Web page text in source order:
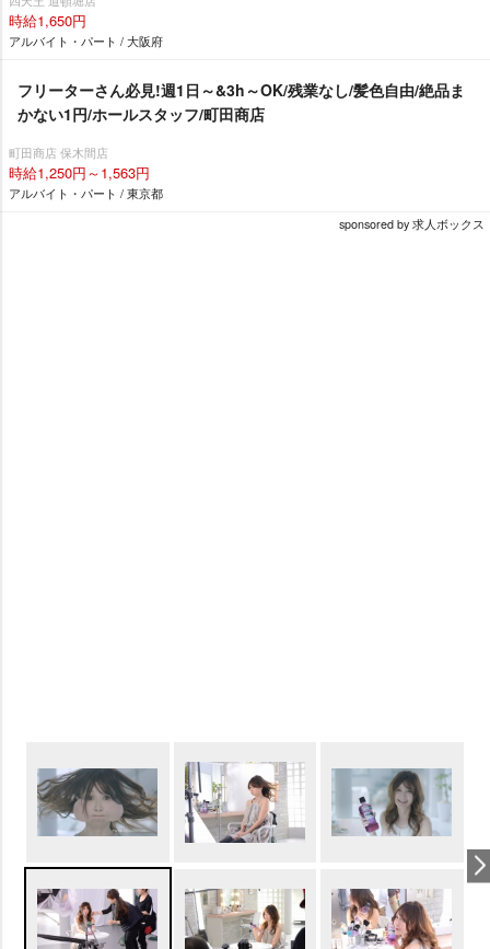
時給1,650円
アルバイト・パート / 大阪府
フリーターさん必見!週1日～&3h～OK/残業なし/髪色自由/絶品ま
かない1円/ホールスタッフ/町田商店
町田商店 保木間店
時給1,250円～1,563円
アルバイト・パート / 東京都
sponsored by 求人ボックス